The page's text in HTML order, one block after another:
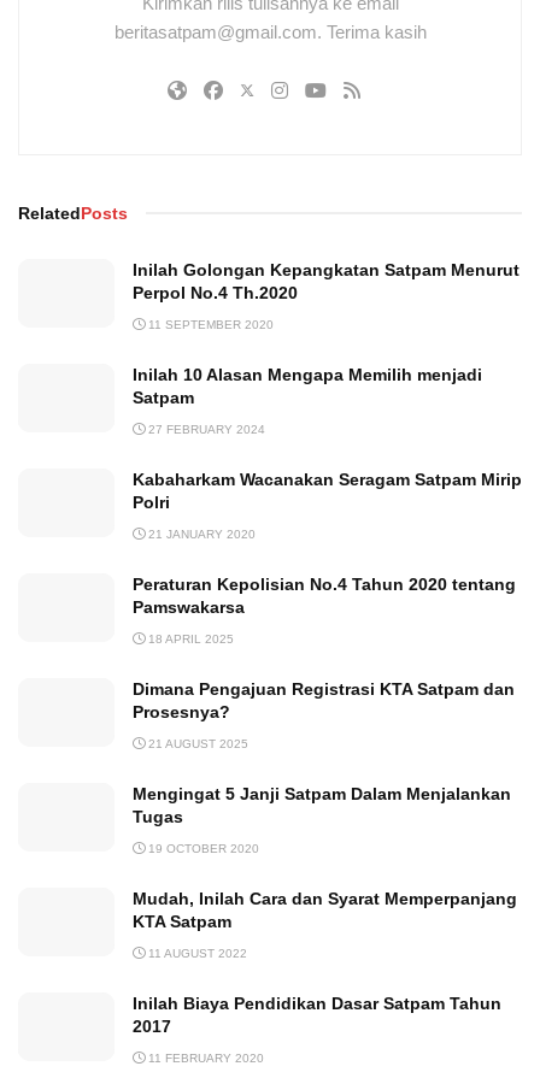
beritasatpam@gmail.com. Terima kasih
RelatedPosts
Inilah Golongan Kepangkatan Satpam Menurut
Perpol No.4 Th.2020
11 SEPTEMBER 2020
Inilah 10 Alasan Mengapa Memilih menjadi
Satpam
27 FEBRUARY 2024
Kabaharkam Wacanakan Seragam Satpam Mirip
Polri
21 JANUARY 2020
Peraturan Kepolisian No.4 Tahun 2020 tentang
Pamswakarsa
18 APRIL 2025
Dimana Pengajuan Registrasi KTA Satpam dan
Prosesnya?
21 AUGUST 2025
Mengingat 5 Janji Satpam Dalam Menjalankan
Tugas
19 OCTOBER 2020
Mudah, Inilah Cara dan Syarat Memperpanjang
KTA Satpam
11 AUGUST 2022
Inilah Biaya Pendidikan Dasar Satpam Tahun
2017
11 FEBRUARY 2020